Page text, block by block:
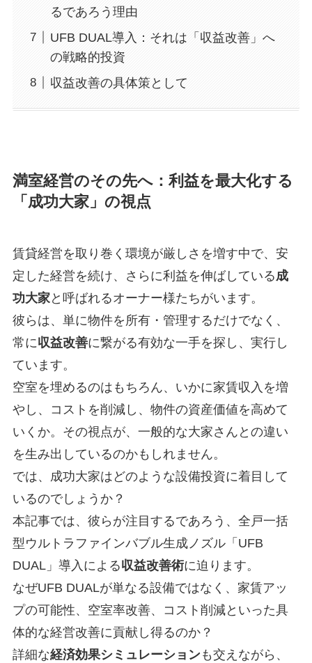
るであろう理由
UFB DUAL導入：それは「収益改善」へ
の戦略的投資
収益改善の具体策として
満室経営のその先へ：利益を最大化する
「成功大家」の視点
賃貸経営を取り巻く環境が厳しさを増す中で、安
定した経営を続け、さらに利益を伸ばしている成
功大家と呼ばれるオーナー様たちがいます。
彼らは、単に物件を所有・管理するだけでなく、
常に収益改善に繋がる有効な一手を探し、実行し
ています。
空室を埋めるのはもちろん、いかに家賃収入を増
やし、コストを削減し、物件の資産価値を高めて
いくか。その視点が、一般的な大家さんとの違い
を生み出しているのかもしれません。
では、成功大家はどのような設備投資に着目して
いるのでしょうか？
本記事では、彼らが注目するであろう、全戸一括
型ウルトラファインバブル生成ノズル「UFB
DUAL」導入による収益改善術に迫ります。
なぜUFB DUALが単なる設備ではなく、家賃アッ
プの可能性、空室率改善、コスト削減といった具
体的な経営改善に貢献し得るのか？
詳細な経済効果シミュレーションも交えながら、